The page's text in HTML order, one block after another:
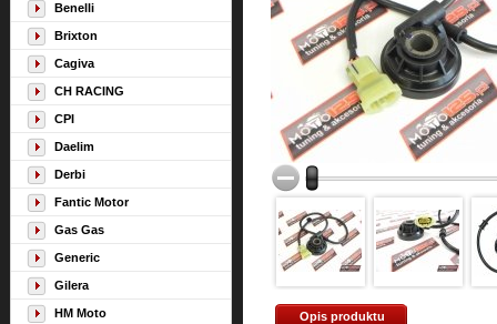
Benelli
Brixton
Cagiva
CH RACING
CPI
Daelim
Derbi
Fantic Motor
Gas Gas
Generic
Gilera
HM Moto Opis produktu